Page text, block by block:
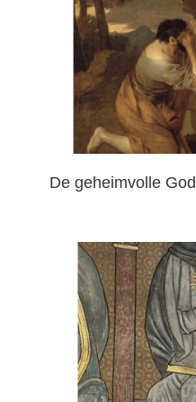
De geheimvolle God